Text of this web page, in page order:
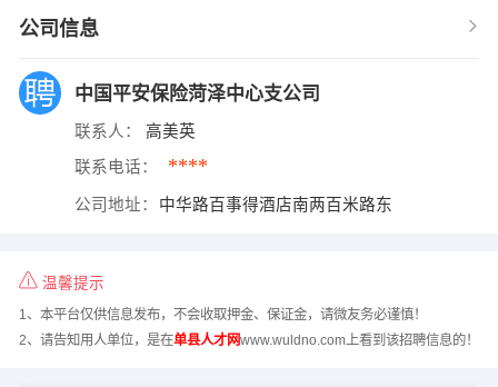
公司信息
中国平安保险菏泽中心支公司
联系人： 高美英
联系电话： ****
公司地址： 中华路百事得酒店南两百米路东
温馨提示
1、本平台仅供信息发布，不会收取押金、保证金，请微友务必谨慎！
2、请告知用人单位，是在单县人才网www.wuldno.com上看到该招聘信息的！